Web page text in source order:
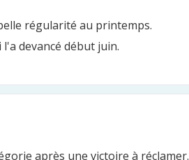
régularité au printemps.
devancé début juin.
après une victoire à réclamer.